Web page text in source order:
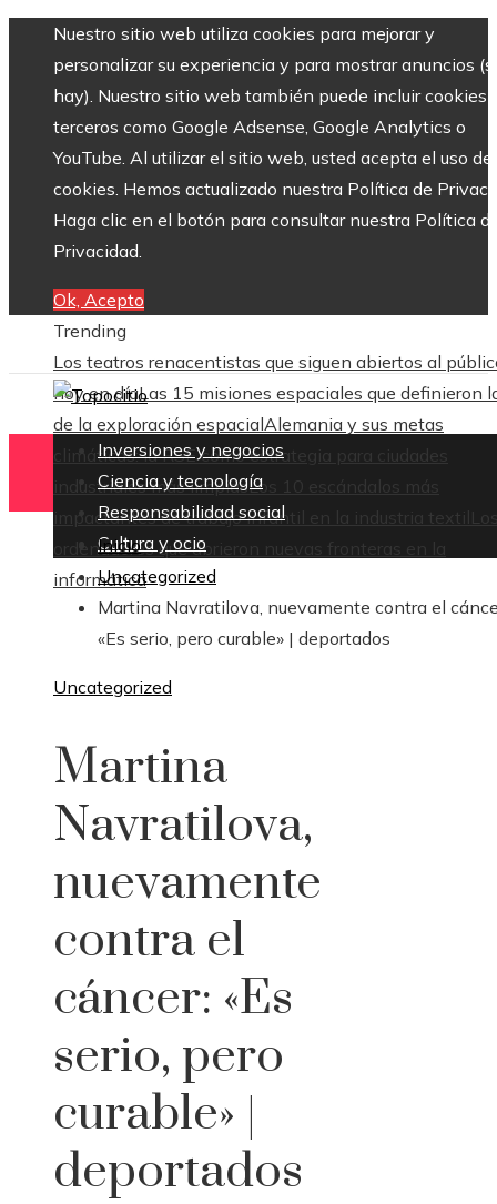
Nuestro sitio web utiliza cookies para mejorar y
personalizar su experiencia y para mostrar anuncios
hay). Nuestro sitio web también puede incluir cookies
terceros como Google Adsense, Google Analytics o
YouTube. Al utilizar el sitio web, usted acepta el uso de
cookies. Hemos actualizado nuestra Política de
Haga clic en el botón para consultar nuestra Política
Privacidad.
Ok, Acepto
Trending
Los teatros renacentistas que siguen abiertos al
hoy en díaLas 15 misiones espaciales que definieron
de la exploración espacialAlemania y sus metas
climáticas: la RSE como estrategia para ciudades
industriales más limpiasLos 10 escándalos más
impactantes de trabajo infantil en la industria textil
ordenadores que abrieron nuevas fronteras en la
informática
Inversiones y negocios
Ciencia y tecnología
Responsabilidad social
Cultura y ocio
Inicio
Uncategorized
Martina Navratilova, nuevamente contra el
«Es serio, pero curable» | deportados
Uncategorized
Martina
Navratilova,
nuevamente
contra el
cáncer: «Es
serio, pero
curable» |
deportados